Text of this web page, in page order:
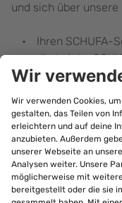
und sich über
Ihren SCHUFA-
die bei der
Daten
enthalten
SCHUFA-
etwaige
gespeicherte
etwaige bei der
Informationen